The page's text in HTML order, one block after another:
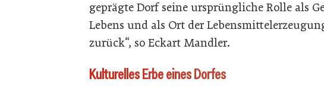
geprägte Dorf seine ursprüngliche Rolle als
Lebens und als Ort der
zurück“, so Eckart Mandler.
Kulturelles Erbe eines Dorfes